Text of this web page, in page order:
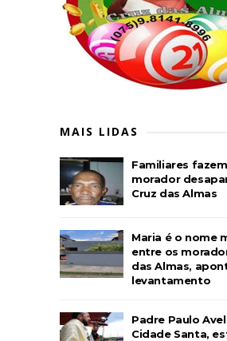
MAIS LIDAS
Familiares
morador
Cruz das Almas
Maria é o nome
entre os
das Almas,
levantamento
Padre Paulo
Cidade Santa,